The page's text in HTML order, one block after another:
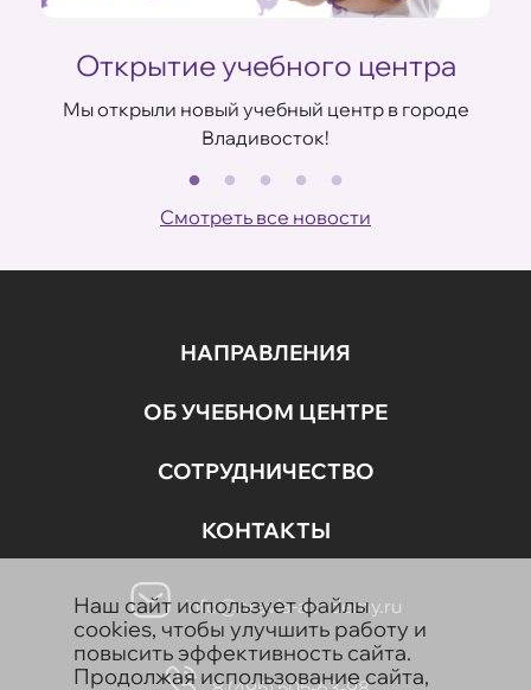
Открытие учебного центра
Мы открыли новый учебный центр в городе
Владивосток!
Смотреть все новости
НАПРАВЛЕНИЯ
ОБ УЧЕБНОМ ЦЕНТРЕ
СОТРУДНИЧЕСТВО
КОНТАКТЫ
info@aravia-academy.ru
Наш сайт использует файлы
cookies, чтобы улучшить работу и
повысить эффективность сайта.
Продолжая использование сайта,